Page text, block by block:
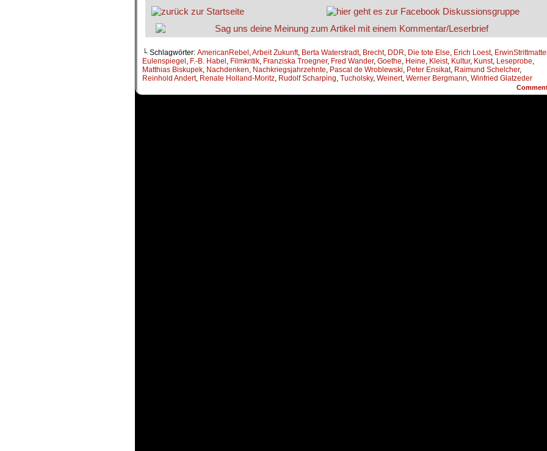
└ Schlagwörter: AmericanRebel ,Arbeit Zukunft, Berta Waterstradt, Brecht, DDR, Die tote Else, Erich Loest,
Eulenspiegel , F.-B. Habel , Filmkritik, Franziska Troegner, Fred Wander, Goethe, Heine, Kleist, Kultur, Kunst, Leseprobe,
Matthias Biskupek, Nachdenken, Nachkriegsjahrzehnte, Pascal de Wroblewski, Peter Ensikat, Raimund Schelcher,
Reinhold Andert, Renate Holland-Moritz, Rudolf Scharping, Tucholsky, Weinert, Werner Bergmann, Winfried Glatzeder